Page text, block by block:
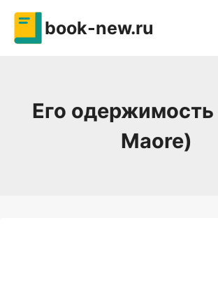
Перейти
содержимому
book-new.ru
Его
Maore)